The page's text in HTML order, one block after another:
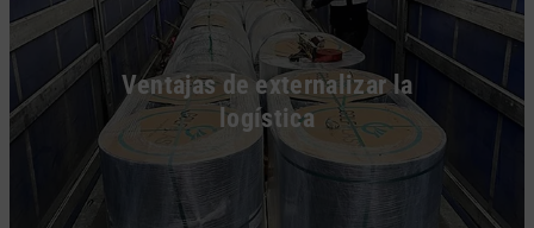
Ventajas de externalizar la
logística